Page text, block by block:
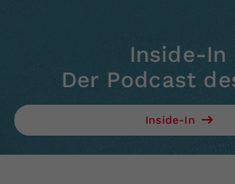
Inside-In
Der Podcast
Inside-In